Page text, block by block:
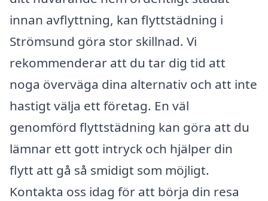
innan avflyttning, kan flyttstädning i
Strömsund göra stor skillnad. Vi
rekommenderar att du tar dig tid att
noga överväga dina alternativ och att inte
hastigt välja ett företag. En väl
genomförd flyttstädning kan göra att du
lämnar ett gott intryck och hjälper din
flytt att gå så smidigt som möjligt.
Kontakta oss idag för att börja din resa